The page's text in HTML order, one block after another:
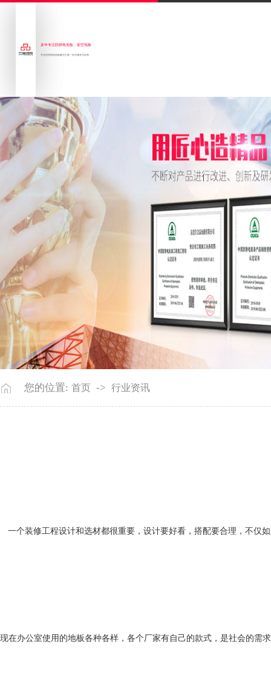
多年专注防静电地板、架空地板
专业的防静电地板解决方案一站式服务供应商
您的位置: 首页 -> 行业资讯
一个装修工程设计和选材都很重要，设计要好看，搭配要合理， 不仅如
现在办公室使用的地板各种各样，各个厂家有自己的款式，是社会的